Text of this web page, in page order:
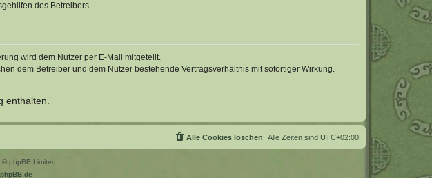
des Betreibers.
wird dem Nutzer per E-Mail mitgeteilt.
dem Betreiber und dem Nutzer bestehende Vertragsverhältnis mit sofortiger Wirkung.
enthalten.
Alle Zeiten sind UTC+02:00
Alle Cookies löschen
© phpBB Limited
phpBB.de